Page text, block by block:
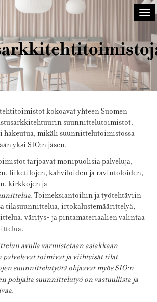
kokoavat yhteen Suomen
suunnittelutoimistot.
hakeutua, mikäli suunnittelutoimistossa
yksi SIO:n jäsen.
tarjoavat monipuolisia palveluja,
liiketilojen, kahviloiden ja ravintoloiden,
kirkkojen ja
Toimeksiantoihin ja työtehtäviin
tilasuunnittelua, irtokalustemäärittelyä,
väritys- ja pintamateriaalien valintaa
avulla varmistetaan asiakkaan
toimivat ja viihtyisät tilat.
suunnittelutyötä ohjaavat myös SIO:n
pohjalta suunnittelutyö on vastuullista ja